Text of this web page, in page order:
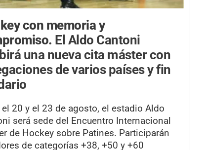
con memoria y
El Aldo Cantoni
una nueva cita máster con
de varios países y fin
el 20 y el 23 de agosto, el estadio Aldo
será sede del Encuentro Internacional
de Hockey sobre Patines. Participarán
de categorías +38, +50 y +60